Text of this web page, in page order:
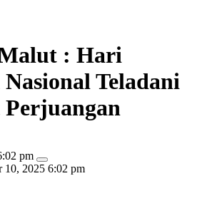
: Hari
Teladani
Perjuangan
pm
10, 2025 6:02 pm